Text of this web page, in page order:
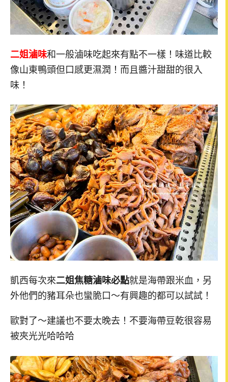
二姐滷味和一般滷味吃起來有點不一樣！味道比較
像山東鴨頭但口感更濕潤！而且醬汁甜甜的很入
味！
凱西每次來二姐焦糖滷味必點就是海帶跟米血，另
外他們的豬耳朵也蠻脆口～有興趣的都可以試試！
歐對了～建議也不要太晚去！不要海帶豆乾很容易
被夾光光哈哈哈